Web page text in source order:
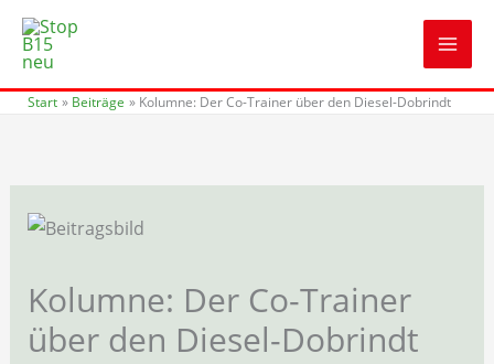
Zum
Inhalt
Start Beiträge Kolumne: Der Co-Trainer über den Diesel-Dobrindt
Kolumne: Der Co-Trainer
über den Diesel-Dobrindt